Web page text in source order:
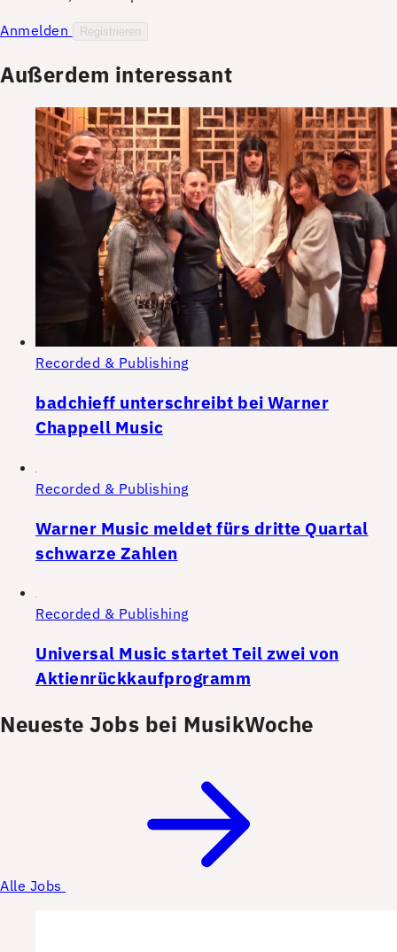
Anmelden
Registrieren
Außerdem interessant
Recorded & Publishing
badchieff unterschreibt bei Warner
Chappell Music
Recorded & Publishing
Warner Music meldet fürs dritte Quartal
schwarze Zahlen
Recorded & Publishing
Universal Music startet Teil zwei von
Aktienrückkaufprogramm
Neueste Jobs bei MusikWoche
Alle Jobs